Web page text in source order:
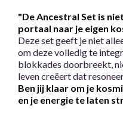
"De Ancestral Set is
portaal naar je eigen
Deze set geeft je niet
om deze volledig te
blokkades doorbreekt,
leven creëert dat
Ben jij klaar om je
en je energie te laten